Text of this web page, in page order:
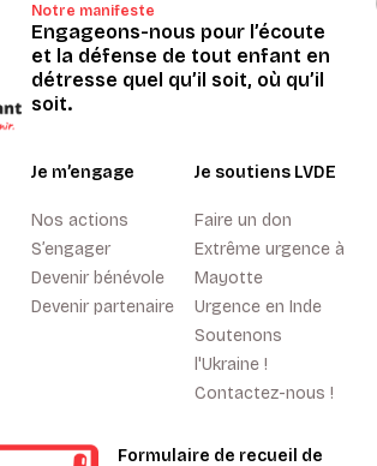
Notre manifeste
Engageons-nous pour l’écoute
et la défense de tout enfant en
détresse quel qu’il soit, où qu’il
soit.
Je m’engage
Nos actions
S’engager
Devenir bénévole
Devenir partenaire
Je soutiens LVDE
Faire un don
Extrême urgence à
Mayotte
Urgence en Inde
Soutenons
l'Ukraine !
Contactez-nous !
Formulaire de recueil de